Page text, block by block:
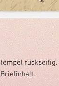
rückseitig.